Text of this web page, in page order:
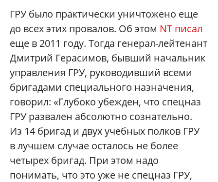
ГРУ было практически уничтожено еще
до всех этих провалов. Об этом NT писал
еще в 2011 году. Тогда генерал-лейтенант
Дмитрий Герасимов, бывший начальник
управления ГРУ, руководивший всеми
бригадами специального назначения,
говорил: «Глубоко убежден, что спецназ
ГРУ развален абсолютно сознательно.
Из 14 бригад и двух учебных полков ГРУ
в лучшем случае осталось не более
четырех бригад. При этом надо
понимать, что это уже не спецназ ГРУ,